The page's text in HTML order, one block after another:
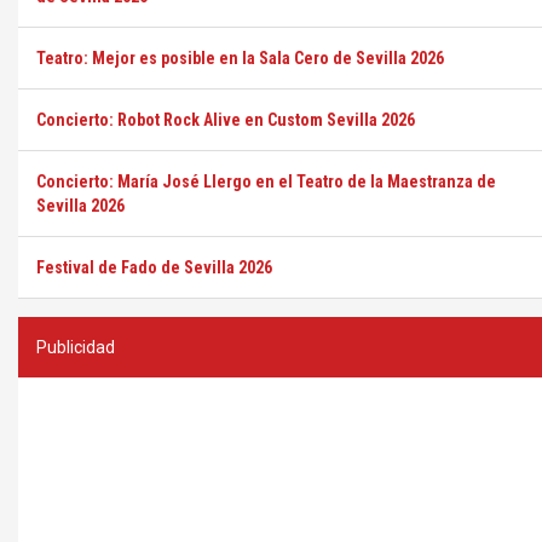
Teatro: Mejor es posible en la Sala Cero de Sevilla 2026
Concierto: Robot Rock Alive en Custom Sevilla 2026
Concierto: María José Llergo en el Teatro de la Maestranza de
Sevilla 2026
Festival de Fado de Sevilla 2026
Publicidad